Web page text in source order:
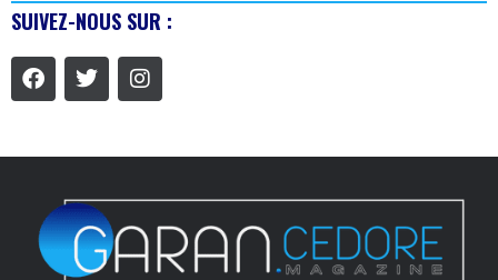
SUIVEZ-NOUS SUR :